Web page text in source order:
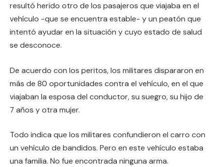
resultó herido otro de los pasajeros que viajaba en el
vehículo -que se encuentra estable- y un peatón que
intentó ayudar en la situación y cuyo estado de salud
se desconoce.
De acuerdo con los peritos, los militares dispararon en
más de 80 oportunidades contra el vehículo, en el que
viajaban la esposa del conductor, su suegro, su hijo de
7 años y otra mujer.
Todo indica que los militares confundieron el carro con
un vehículo de bandidos. Pero en este vehículo estaba
una familia. No fue encontrada ninguna arma.